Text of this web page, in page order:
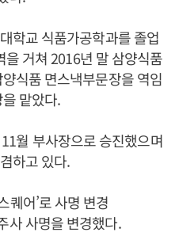
학교 식품가공학과를 졸업
거쳐 2016년 말 삼양식품
식품 면스낵부문장을 역임
맡았다.
월 부사장으로 승진했으며
하고 있다.
어’로 사명 변경
사 사명을 변경했다.